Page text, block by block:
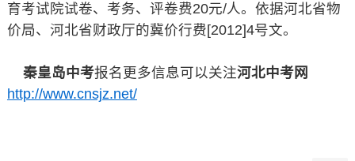
育考试院试卷、考务、评卷费20元/人。依据河北省物
价局、河北省财政厅的冀价行费[2012]4号文。
秦皇岛中考报名更多信息可以关注河北中考网
http://www.cnsjz.net/